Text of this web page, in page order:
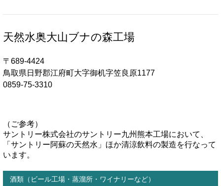
天然水奥大山ブナの森工場
〒689-4424
鳥取県日野郡江府町大字御机字笠良原1177
0859-75-3310
（ご参考）
サントリー株式会社のサントリー九州熊本工場において、
「サントリー阿蘇の天然水」ほか清涼飲料の製造を行なって
います。
酒類（ビール工場・蒸溜所・ワイナリーなど）